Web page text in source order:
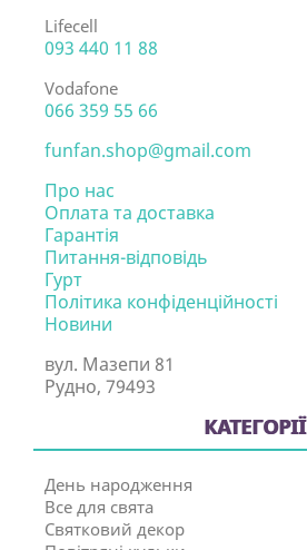
Lifecell
093 440 11 88
Vodafone
066 359 55 66
funfan.shop@gmail.com
Про нас
Оплата та доставка
Гарантія
Питання-відповідь
Гурт
Політика конфіденційності
Новини
вул. Мазепи 81
Рудно, 79493
КАТЕГОРІЇ
День народження
Все для свята
Святковий декор